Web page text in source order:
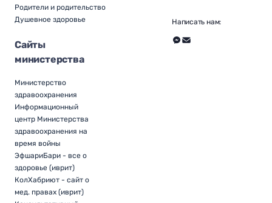
Родители и родительство
Душевное здоровье
Сайты
министерства
Министерство
здравоохранения
Информационный
центр Министерства
здравоохранения на
время войны
ЭфшариБари - все о
здоровье (иврит)
КолХабриют - сайт о
мед. правах (иврит)
Написать нам: